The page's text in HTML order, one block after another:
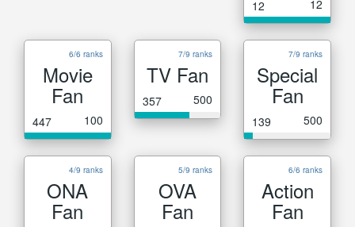
12 12
6/6 ranks
Movie
Fan
447 100
7/9 ranks
TV Fan
357 500
7/9 ranks
Special
Fan
139 500
4/9 ranks
ONA
Fan
5/9 ranks
OVA
Fan
6/6 ranks
Action
Fan